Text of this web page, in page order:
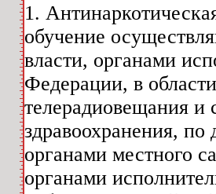
1.
обучение
власти, органами
Федерации, в
телерадиовещания и
здравоохранения,
органами местного
органами